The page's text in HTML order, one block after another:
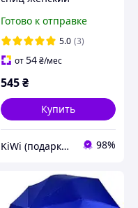
полуавтомат складной
разноцветный с
чехолом
Готово к отправке
5.0 (3)
от54₴/мес
545₴
Купить
KiWi (подарки и декор для дома) 98%